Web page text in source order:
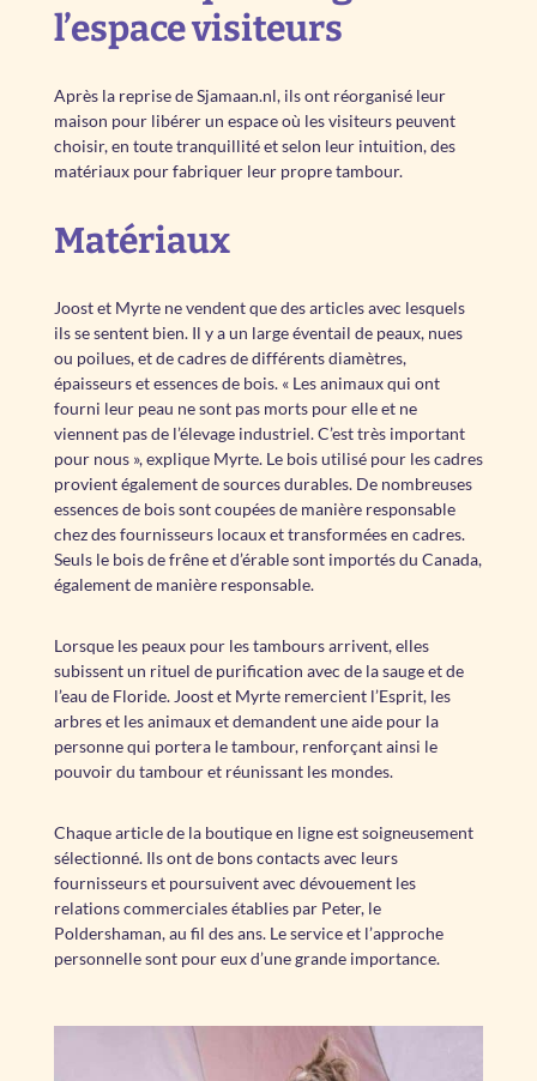
l’espace visiteurs
Après la reprise de Sjamaan.nl, ils ont réorganisé leur
maison pour libérer un espace où les visiteurs peuvent
choisir, en toute tranquillité et selon leur intuition, des
matériaux pour fabriquer leur propre tambour.
Matériaux
Joost et Myrte ne vendent que des articles avec lesquels
ils se sentent bien. Il y a un large éventail de peaux, nues
ou poilues, et de cadres de différents diamètres,
épaisseurs et essences de bois. « Les animaux qui ont
fourni leur peau ne sont pas morts pour elle et ne
viennent pas de l’élevage industriel. C’est très important
pour nous », explique Myrte. Le bois utilisé pour les cadres
provient également de sources durables. De nombreuses
essences de bois sont coupées de manière responsable
chez des fournisseurs locaux et transformées en cadres.
Seuls le bois de frêne et d’érable sont importés du Canada,
également de manière responsable.
Lorsque les peaux pour les tambours arrivent, elles
subissent un rituel de purification avec de la sauge et de
l’eau de Floride. Joost et Myrte remercient l’Esprit, les
arbres et les animaux et demandent une aide pour la
personne qui portera le tambour, renforçant ainsi le
pouvoir du tambour et réunissant les mondes.
Chaque article de la boutique en ligne est soigneusement
sélectionné. Ils ont de bons contacts avec leurs
fournisseurs et poursuivent avec dévouement les
relations commerciales établies par Peter, le
Poldershaman, au fil des ans. Le service et l’approche
personnelle sont pour eux d’une grande importance.